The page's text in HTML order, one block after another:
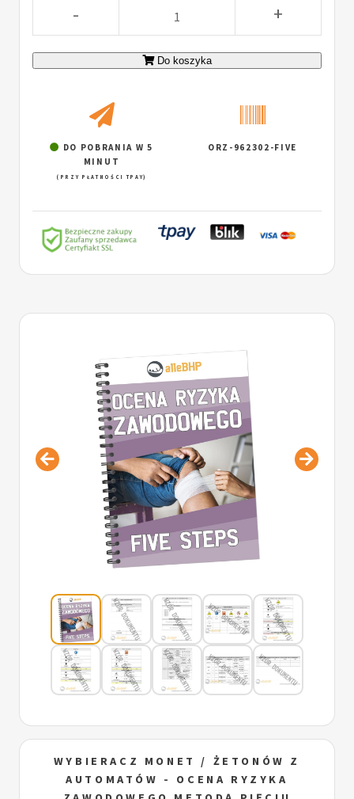
WYBIERACZ MONET / ŻETONÓW Z
AUTOMATÓW - OCENA RYZYKA
- +
Do koszyka
DO POBRANIA W 5
MINUT
(PRZY PŁATNOŚCI TPAY)
ORZ-962302-FIVE